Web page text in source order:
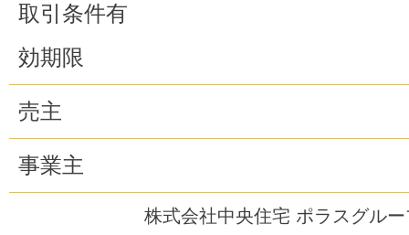
取引条件有
効期限
売主
事業主
株式会社中央住宅 ポラスグル